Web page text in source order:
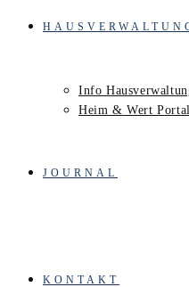
Info
Heim & Wert Portal
JOURNAL
KONTAKT